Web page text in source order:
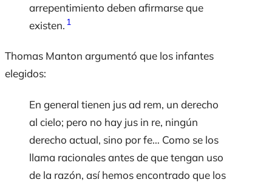
arrepentimiento deben afirmarse que
existen. 1
Thomas Manton argumentó que los infantes
elegidos:
En general tienen jus ad rem, un derecho
al cielo; pero no hay jus in re, ningún
derecho actual, sino por fe… Como se los
llama racionales antes de que tengan uso
de la razón, así hemos encontrado que los